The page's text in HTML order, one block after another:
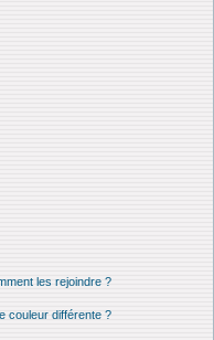
les rejoindre ?
couleur différente ?